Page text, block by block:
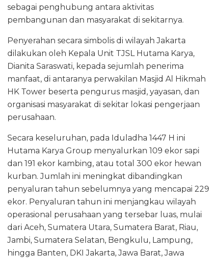
sebagai penghubung antara aktivitas
pembangunan dan masyarakat di sekitarnya.
Penyerahan secara simbolis di wilayah Jakarta
dilakukan oleh Kepala Unit TJSL Hutama Karya,
Dianita Saraswati, kepada sejumlah penerima
manfaat, di antaranya perwakilan Masjid Al Hikmah
HK Tower beserta pengurus masjid, yayasan, dan
organisasi masyarakat di sekitar lokasi pengerjaan
perusahaan.
Secara keseluruhan, pada Iduladha 1447 H ini
Hutama Karya Group menyalurkan 109 ekor sapi
dan 191 ekor kambing, atau total 300 ekor hewan
kurban. Jumlah ini meningkat dibandingkan
penyaluran tahun sebelumnya yang mencapai 229
ekor. Penyaluran tahun ini menjangkau wilayah
operasional perusahaan yang tersebar luas, mulai
dari Aceh, Sumatera Utara, Sumatera Barat, Riau,
Jambi, Sumatera Selatan, Bengkulu, Lampung,
hingga Banten, DKI Jakarta, Jawa Barat, Jawa